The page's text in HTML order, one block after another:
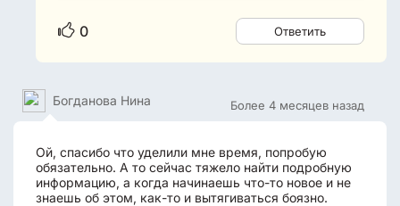
0 Ответить
Более 4 месяцев назад
Богданова Нина
Ой, спасибо что уделили мне время, попробую
обязательно. А то сейчас тяжело найти подробную
информацию, а когда начинаешь что-то новое и не
знаешь об этом, как-то и вытягиваться боязно.